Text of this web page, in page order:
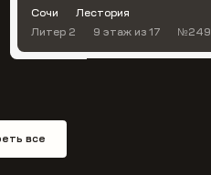
Сочи
Лестория
Литер 2
9 этаж из 17 №249
все